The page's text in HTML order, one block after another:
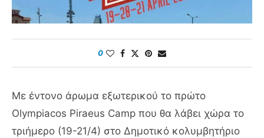
0
Με έντονο άρωμα εξωτερικού το πρώτο
Olympiacos Piraeus Camp που θα λάβει χώρα το
τριήμερο (19-21/4) στο Δημοτικό κολυμβητήριο